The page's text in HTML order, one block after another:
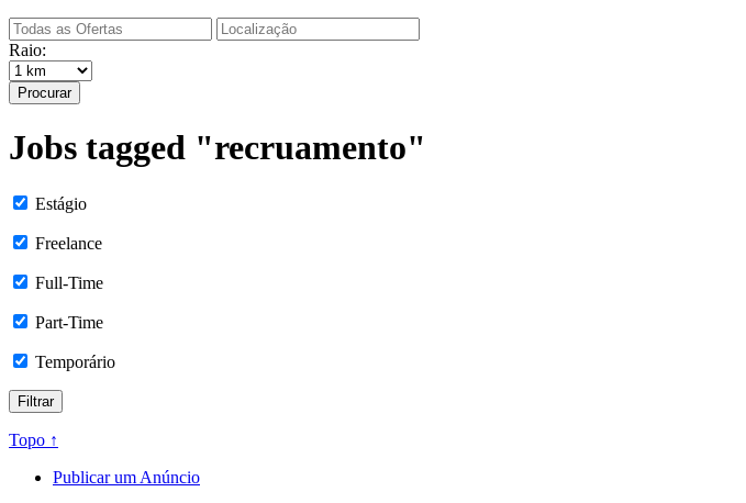
Raio:
Procurar
Jobs tagged "recruamento"
Estágio
Freelance
Full-Time
Part-Time
Temporário
Topo ↑
Publicar um Anúncio